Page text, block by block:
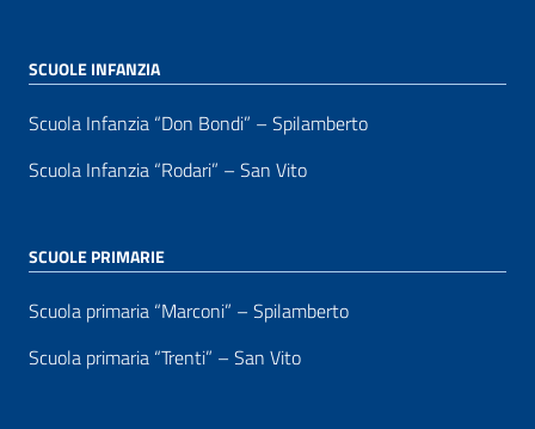
SCUOLE INFANZIA
Scuola Infanzia “Don Bondi” – Spilamberto
Scuola Infanzia “Rodari” – San Vito
SCUOLE PRIMARIE
Scuola primaria “Marconi” – Spilamberto
Scuola primaria “Trenti” – San Vito